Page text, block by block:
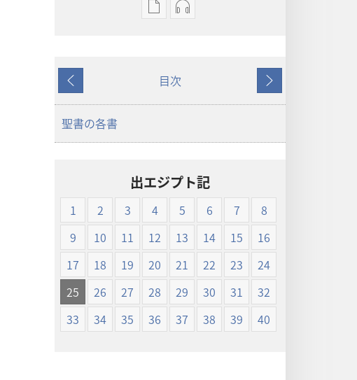
出
ダ
ウ
プ
ショ
ン
新
世
界
訳
聖
書
オー
ウ
オ
プ
ショ
ン
新
世
界
訳
聖
書
戻
る
目次
次
へ
聖書の各書
出エジプト記
1 2 3 4 5 6 7
8
9
10 11 12 13 14 15
16
17
18 19 20 21 22 23
24
25
26 27 28 29 30 31
32
33
34 35 36 37 38 39 40